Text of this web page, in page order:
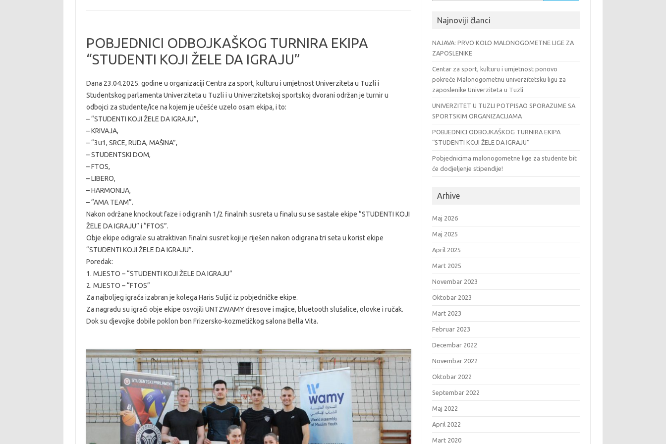
POBJEDNICI ODBOJKAŠKOG TURNIRA EKIPA
“STUDENTI KOJI ŽELE DA IGRAJU”
Dana 23.04.2025. godine u organizaciji Centra za sport, kulturu i umjetnost Univerziteta u Tuzli i
Studentskog parlamenta Univerziteta u Tuzli i u Univerzitetskoj sportskoj dvorani održan je turnir u
odbojci za studente/ice na kojem je učešće uzelo osam ekipa, i to:
– “STUDENTI KOJI ŽELE DA IGRAJU”,
– KRIVAJA,
– “3u1, SRCE, RUDA, MAŠINA”,
– STUDENTSKI DOM,
– FTOS,
– LIBERO,
– HARMONIJA,
– “AMA TEAM”.
Nakon održane knockout faze i odigranih 1/2 finalnih susreta u finalu su se sastale ekipe “STUDENTI KOJI
ŽELE DA IGRAJU” i “FTOS”.
Obje ekipe odigrale su atraktivan finalni susret koji je riješen nakon odigrana tri seta u korist ekipe
“STUDENTI KOJI ŽELE DA IGRAJU”.
Poredak:
1. MJESTO – “STUDENTI KOJI ŽELE DA IGRAJU”
2. MJESTO – “FTOS”
Za najboljeg igrača izabran je kolega Haris Suljić iz pobjedničke ekipe.
Za nagradu su igrači obje ekipe osvojili UNTZWAMY dresove i majice, bluetooth slušalice, olovke i ručak.
Dok su djevojke dobile poklon bon Frizersko-kozmetičkog salona Bella Vita.
Najnoviji članci
NAJAVA: PRVO KOLO MALONOGOMETNE LIGE ZA
ZAPOSLENIKE
Centar za sport, kulturu i umjetnost ponovo
pokreće Malonogometnu univerzitetsku ligu za
zaposlenike Univerziteta u Tuzli
UNIVERZITET U TUZLI POTPISAO SPORAZUME SA
SPORTSKIM ORGANIZACIJAMA
POBJEDNICI ODBOJKAŠKOG TURNIRA EKIPA
“STUDENTI KOJI ŽELE DA IGRAJU”
Pobjednicima malonogometne lige za studente bit
će dodjeljenje stipendije!
Arhive
Maj 2026
Maj 2025
April 2025
Mart 2025
Novembar 2023
Oktobar 2023
Mart 2023
Februar 2023
Decembar 2022
Novembar 2022
Oktobar 2022
Septembar 2022
Maj 2022
April 2022
Mart 2020